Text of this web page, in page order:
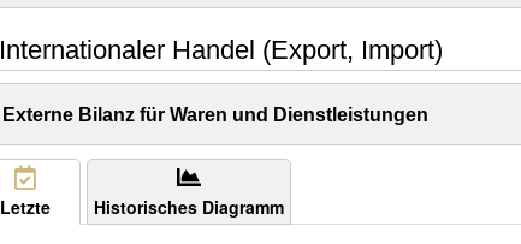
Internationaler Handel (Export, Import)
Externe Bilanz für Waren und Dienstleistungen
Letzte Historisches Diagramm